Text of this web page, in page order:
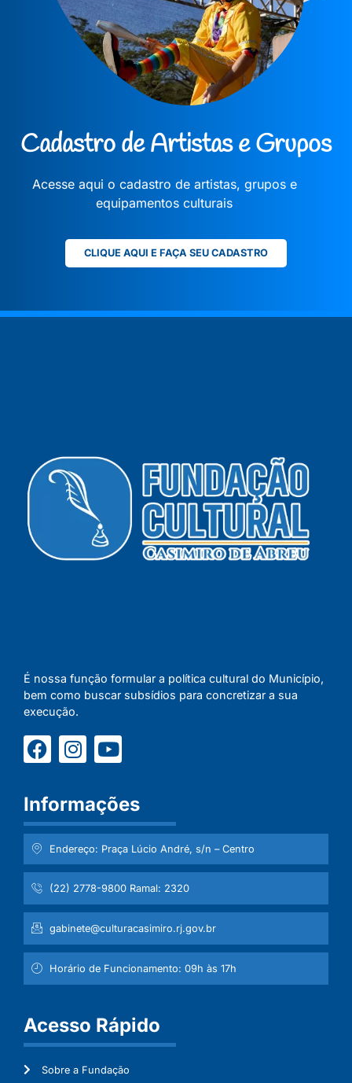
Cadastro de Artistas e Grupos
Acesse aqui o cadastro de artistas, grupos e
equipamentos culturais
CLIQUE AQUI E FAÇA SEU CADASTRO
É nossa função formular a política cultural do Município,
bem como buscar subsídios para concretizar a sua
execução.
Informações
Endereço: Praça Lúcio André, s/n – Centro
(22) 2778-9800 Ramal: 2320
gabinete@culturacasimiro.rj.gov.br
Horário de Funcionamento: 09h às 17h
Acesso Rápido
Sobre a Fundação